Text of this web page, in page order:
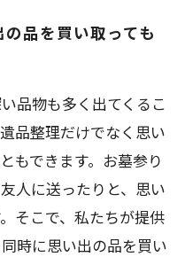
品を買い取っても
品物も多く出てくるこ
品整理だけでなく思い
もできます。お墓参り
人に送ったりと、思い
そこで、私たちが提供
時に思い出の品を買い